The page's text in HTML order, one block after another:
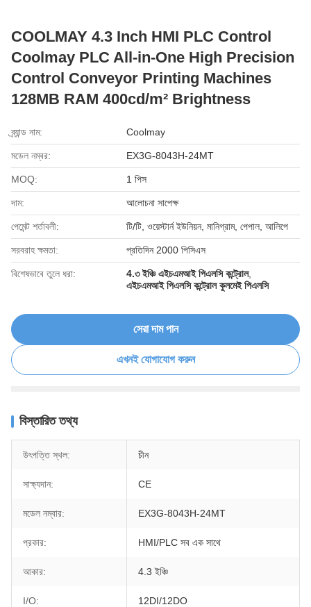
COOLMAY 4.3 Inch HMI PLC Control
Coolmay PLC All-in-One High Precision
Control Conveyor Printing Machines
128MB RAM 400cd/m² Brightness
ব্র্যান্ড নাম: Coolmay
মডেল নম্বর: EX3G-8043H-24MT
MOQ: 1 পিস
দাম: আলোচনা সাপেক্ষ
পেমেন্ট শর্তাবলী: টি/টি, ওয়েস্টার্ন ইউনিয়ন, মানিগ্রাম, পেপাল, আলিপে
সরবরাহ ক্ষমতা: প্রতিদিন 2000 পিসিএস
বিশেষভাবে তুলে ধরা: 4.৩ ইঞ্চি এইচএমআই পিএলসি কন্ট্রোল,
এইচএমআই পিএলসি কন্ট্রোল কুলমেই পিএলসি
সেরা দাম পান
এখনই যোগাযোগ করুন
বিস্তারিত তথ্য
উৎপত্তি স্থল: চীন
সাক্ষ্যদান: CE
মডেল নম্বার: EX3G-8043H-24MT
প্রকার: HMI/PLC সব এক সাথে
আকার: 4.3 ইঞ্চি
I/O: 12DI/12DO